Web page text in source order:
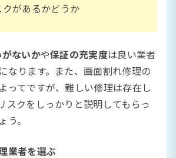
があるかどうか
ないかや保証の充実度は良い業者
なります。また、画面割れ修理の
ってですが、難しい修理は存在し
スクをしっかりと説明してもらっ
う。
業者を選ぶ